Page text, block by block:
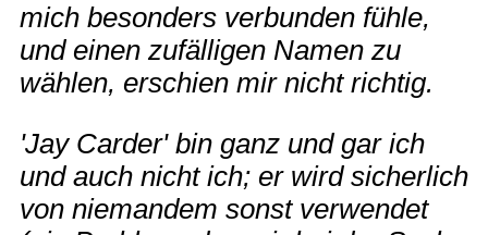
mich besonders verbunden fühle,
und einen zufälligen Namen zu
wählen, erschien mir nicht richtig.
'Jay Carder' bin ganz und gar ich
und auch nicht ich; er wird sicherlich
von niemandem sonst verwendet